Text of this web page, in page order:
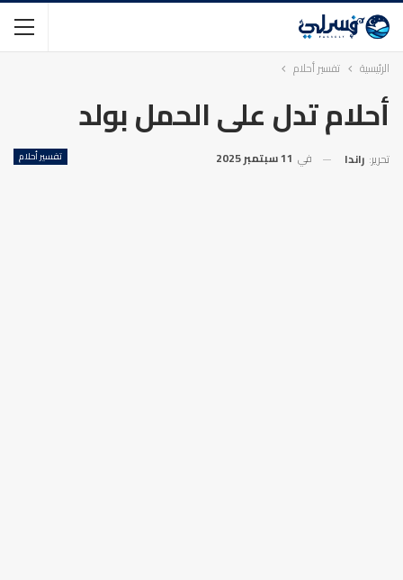
الرئيسية تفسير أحلام
أحلام تدل على الحمل بولد
تفسير أحلام تحرير: راندا في 11 سبتمبر 2025